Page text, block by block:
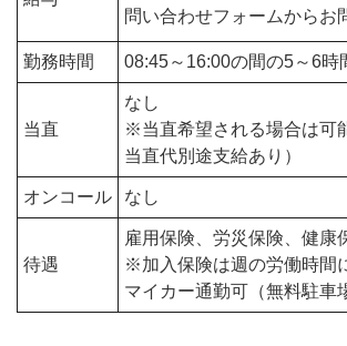
問い合わせフォームからお
勤務時間 08:45～16:00の間の5～6時
当直
なし
※当直希望される場合は可
当直代別途支給あり）
オンコール なし
待遇
雇用保険、労災保険、健康
※加入保険は週の労働時間
マイカー通勤可（無料駐車